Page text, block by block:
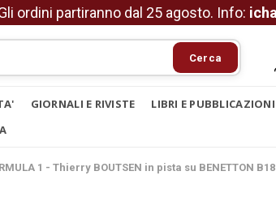
ordini partiranno dal 25 agosto. Info:
Cerca
GIORNALI E RIVISTE LIBRI E PUBBLICAZIONI
1 - Thierry BOUTSEN in pista su BENETTON